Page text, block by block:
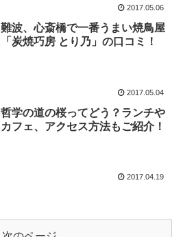
2017.05.06
難波、心斎橋で一番うまい焼鳥屋
「炭焼巧房 とり乃」の口コミ！
2017.05.04
哲学の道の桜ってどう？ランチや
カフェ、アクセス方法もご紹介！
2017.04.19